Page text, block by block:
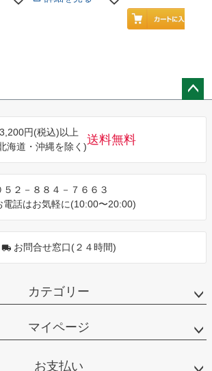
円(税込)以上
海道・沖縄を除く)
送料無料
５２－８８４－７６６３
電話はお気軽に(10:00〜20:00)
お問合せ窓口(２４時間)
カテゴリー
マイページ
お支払い